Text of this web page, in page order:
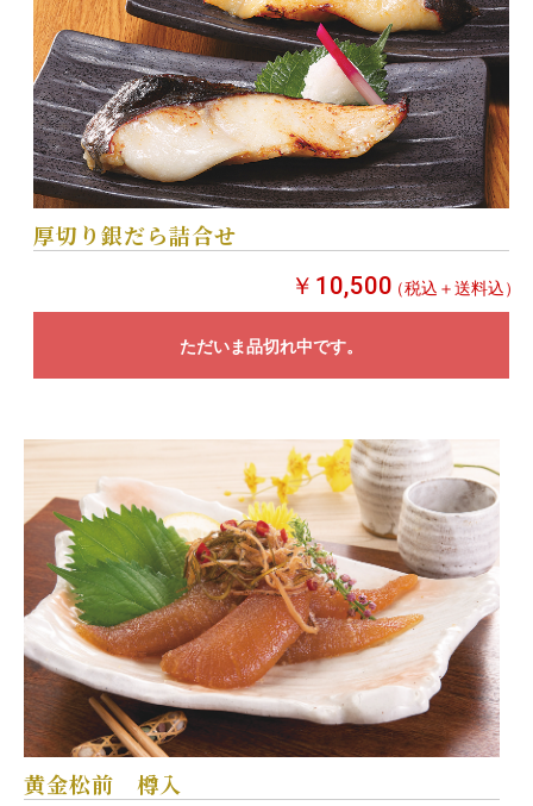
厚切り銀だら詰合せ
￥10,500（税込＋送料込）
ただいま品切れ中です。
黄金松前 樽入